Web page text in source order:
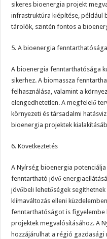
sikeres bioenergia projekt
infrastruktúra kiépítése, például
tárolók, szintén fontos a
5. A bioenergia fenntarthatósága
A bioenergia fenntarthatósága
sikerhez. A biomassza
felhasználása, valamint a
elengedhetetlen. A megfelelő
környezeti és társadalmi
bioenergia projektek
6. Következtetés
A Nyírség bioenergia
fenntartható jövő
jövőbeli lehetőségek
klímaváltozás elleni
fenntarthatóságot is figyelembe
projektek megvalósításához. A
hozzájárulhat a régió